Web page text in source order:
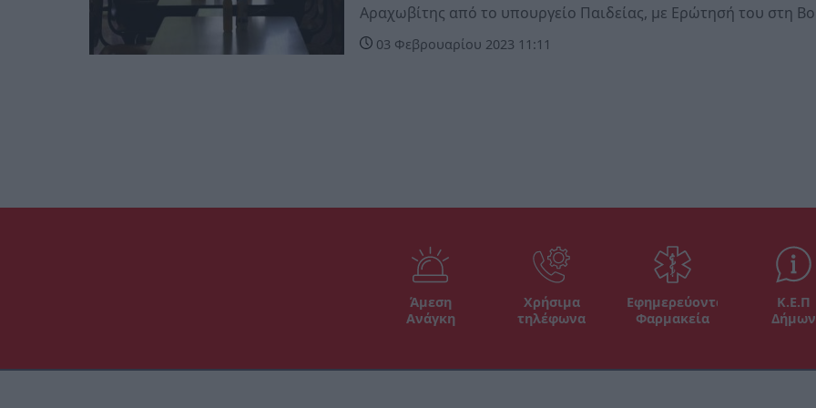
Αραχωβίτης από το υπουργείο Παιδείας, με Ερώτησή του στη
03 Φεβρουαρίου 2023 11:11
Άμεση
Ανάγκη
Χρήσιμα
τηλέφωνα
Εφημερεύοντα
Φαρμακεία
Κ.Ε.Π
Δήμων